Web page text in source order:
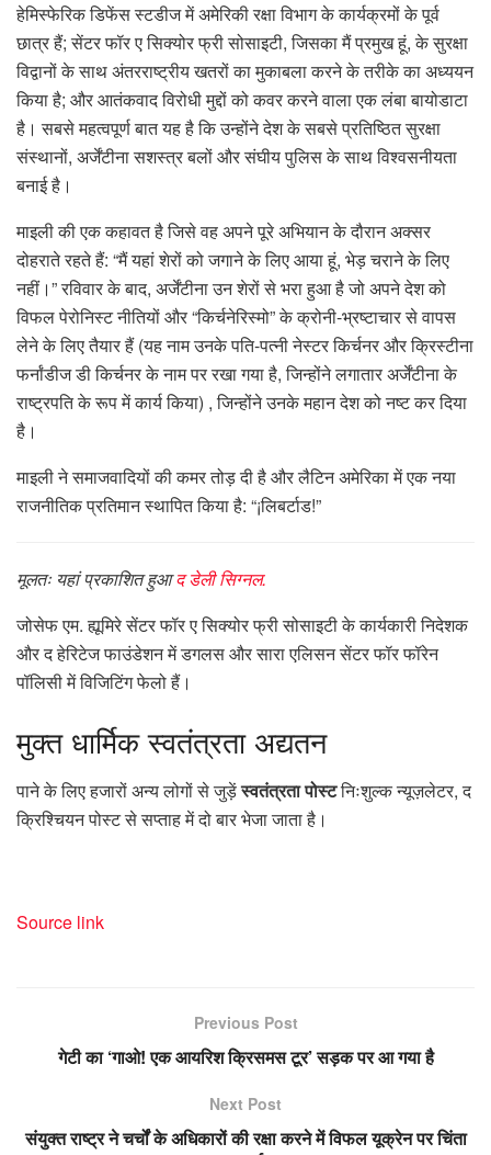
हेमिस्फेरिक डिफेंस स्टडीज में अमेरिकी रक्षा विभाग के कार्यक्रमों के पूर्व
छात्र हैं; सेंटर फॉर ए सिक्योर फ्री सोसाइटी, जिसका मैं प्रमुख हूं, के सुरक्षा
विद्वानों के साथ अंतरराष्ट्रीय खतरों का मुकाबला करने के तरीके का अध्ययन
किया है; और आतंकवाद विरोधी मुद्दों को कवर करने वाला एक लंबा बायोडाटा
है। सबसे महत्वपूर्ण बात यह है कि उन्होंने देश के सबसे प्रतिष्ठित सुरक्षा
संस्थानों, अर्जेंटीना सशस्त्र बलों और संघीय पुलिस के साथ विश्वसनीयता
बनाई है।
माइली की एक कहावत है जिसे वह अपने पूरे अभियान के दौरान अक्सर
दोहराते रहते हैं: “मैं यहां शेरों को जगाने के लिए आया हूं, भेड़ चराने के लिए
नहीं।” रविवार के बाद, अर्जेंटीना उन शेरों से भरा हुआ है जो अपने देश को
विफल पेरोनिस्ट नीतियों और “किर्चनेरिस्मो” के क्रोनी-भ्रष्टाचार से वापस
लेने के लिए तैयार हैं (यह नाम उनके पति-पत्नी नेस्टर किर्चनर और क्रिस्टीना
फर्नांडीज डी किर्चनर के नाम पर रखा गया है, जिन्होंने लगातार अर्जेंटीना के
राष्ट्रपति के रूप में कार्य किया) , जिन्होंने उनके महान देश को नष्ट कर दिया
है।
माइली ने समाजवादियों की कमर तोड़ दी है और लैटिन अमेरिका में एक नया
राजनीतिक प्रतिमान स्थापित किया है: “¡लिबर्टाड!”
मूलतः यहां प्रकाशित हुआद डेली सिग्नल.
जोसेफ एम. ह्यूमिरे सेंटर फॉर ए सिक्योर फ्री सोसाइटी के कार्यकारी निदेशक
और द हेरिटेज फाउंडेशन में डगलस और सारा एलिसन सेंटर फॉर फॉरेन
पॉलिसी में विजिटिंग फेलो हैं।
मुक्तधार्मिक स्वतंत्रता अद्यतन
पाने के लिए हजारों अन्य लोगों से जुड़ेंस्वतंत्रता पोस्टनिःशुल्क न्यूज़लेटर, द
क्रिश्चियन पोस्ट से सप्ताह में दो बार भेजा जाता है।
Source link
Previous Post
गेटी का ‘गाओ! एक आयरिश क्रिसमस टूर’ सड़क पर आ गया है
Next Post
संयुक्त राष्ट्र ने चर्चों के अधिकारों की रक्षा करने में विफल यूक्रेन पर चिंता